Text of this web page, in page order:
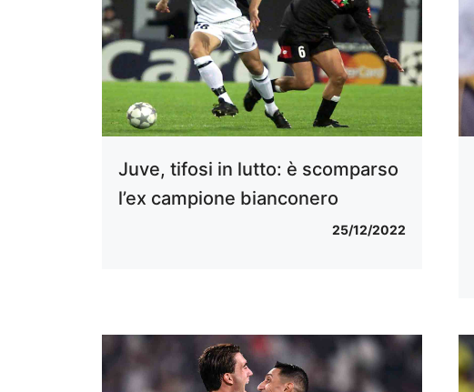
Juve, tifosi in lutto: è scomparso
l’ex campione bianconero
25/12/2022